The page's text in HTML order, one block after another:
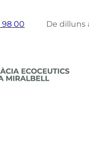
98 00 De dilluns